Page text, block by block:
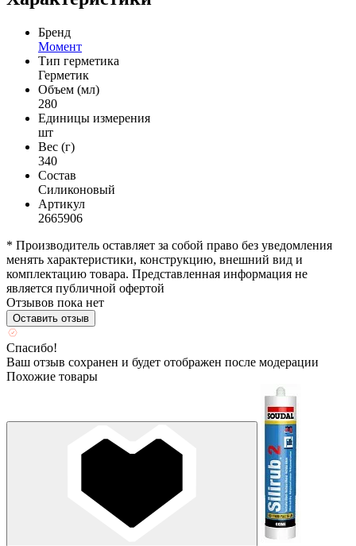
Бренд
Момент
Тип герметика
Герметик
Объем (мл)
280
Единицы измерения
шт
Вес (г)
340
Состав
Силиконовый
Артикул
2665906
* Производитель оставляет за собой право без уведомления
менять характеристики, конструкцию, внешний вид и
комплектацию товара. Представленная информация не
является публичной офертой
Отзывов пока нет
Оставить отзыв
Спасибо!
Ваш отзыв сохранен и будет отображен после модерации
Похожие товары